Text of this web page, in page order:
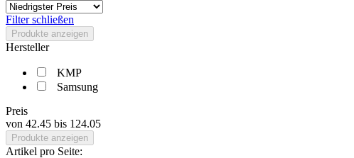
Filter schließen
Produkte anzeigen
Hersteller
KMP
Samsung
Preis
von 42.45 bis 124.05
Produkte anzeigen
Artikel pro Seite: